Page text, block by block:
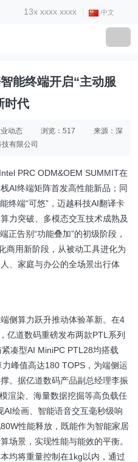
13x xxxx xxxx 中文
能终端开启“主动服
时代
动态 浏览：517
来源：深
有限公司
PRC ODM&OEM SUMMIT在
AI终端矩阵首发高性能新品；同
终端“可悠”，迈越科技AI翻译卡
力突破、多模态交互技术成熟及
正告别“功能叠加”的初级阶段，
商用新阶段，从被动工具进化为
、家庭与办公的全场景出行体
侧算力跃升推动体验革新。在4
亿道数码重磅发布两款PTL系列
凑型AI MiniPC PTL28均搭载
峰值高达180 TOPS，为端侧运
。据亿道数码产品副总经理李振
渲染、海量数据挖掘等高负载任
绘画、智能语音交互毫秒级响
性能释放，既能作为智能家居
场景，实现性能与能效的平衡。
均将重量控制在1kg以内，通过